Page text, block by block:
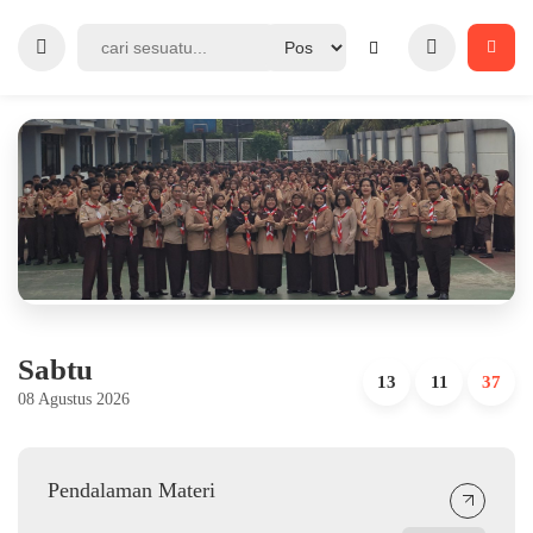
Sabtu
08 Agustus 2026
13 11 37
Pendalaman Materi